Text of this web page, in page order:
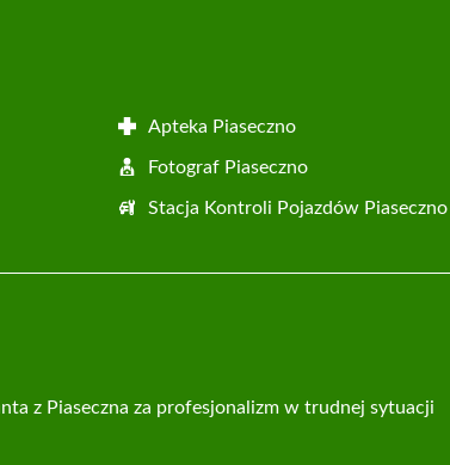
Apteka Piaseczno
Fotograf Piaseczno
Stacja Kontroli Pojazdów Piaseczno
z Piaseczna za profesjonalizm w trudnej sytuacji